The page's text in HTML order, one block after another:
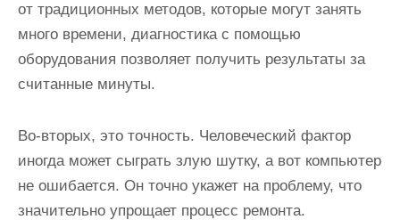
от традиционных методов, которые могут занять
много времени, диагностика с помощью
оборудования позволяет получить результаты за
считанные минуты.
Во-вторых, это точность. Человеческий фактор
иногда может сыграть злую шутку, а вот компьютер
не ошибается. Он точно укажет на проблему, что
значительно упрощает процесс ремонта.